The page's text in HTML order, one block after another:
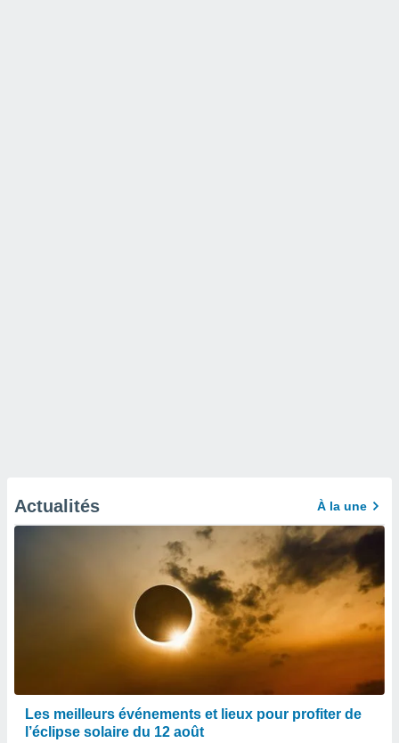
Actualités À la une
Les meilleurs événements et lieux pour profiter de
l’éclipse solaire du 12 août